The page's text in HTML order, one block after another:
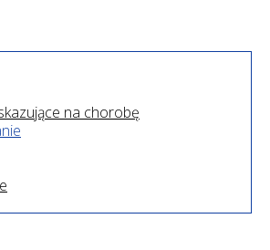
na chorobę